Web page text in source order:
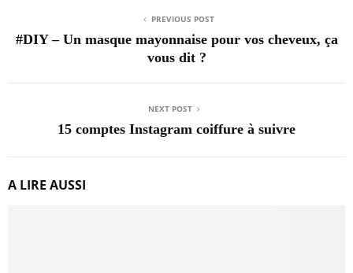
PREVIOUS POST
#DIY – Un masque mayonnaise pour vos cheveux, ça
vous dit ?
NEXT POST
15 comptes Instagram coiffure à suivre
A LIRE AUSSI